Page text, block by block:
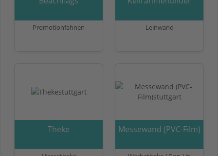
Promotionfahnen Leinwand
Theke Messewand (PVC-Film)